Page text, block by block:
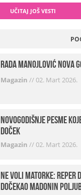
UČITAJ JOŠ VESTI
Rada Manojlović Nova
Magazin //02. Mart 2026.
Novogodišnje pesme
Doček
Magazin //02. Mart 2026.
Ne voli matorke: Reper
dočekao Madonin